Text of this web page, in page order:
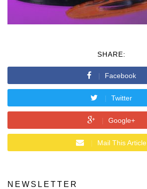
SHARE:
Facebook
Twitter
Google+
Mail This Article
NEWSLETTER